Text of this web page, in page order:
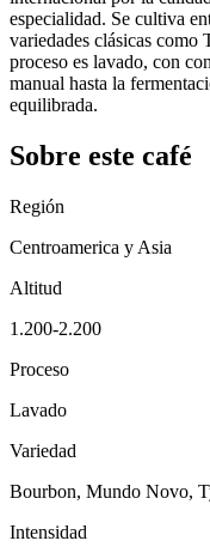
especialidad. Se cultiva
variedades clásicas
proceso es lavado, con
manual hasta la
equilibrada.
Sobre este café
Región
Centroamerica y Asia
Altitud
1.200-2.200
Proceso
Lavado
Variedad
Bourbon, Mundo Novo,
Intensidad